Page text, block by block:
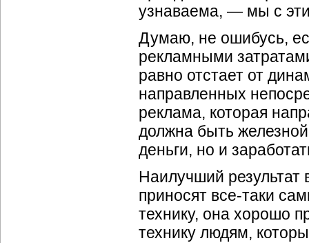
узнаваема, — мы с
Думаю, не ошибусь,
рекламными
равно отстает от
направленных
реклама, которая
должна быть
деньги, но и
Наилучший результат
приносят все-таки
технику, она хорошо
технику людям,